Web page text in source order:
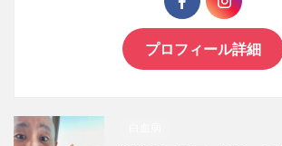
プロフィール詳細